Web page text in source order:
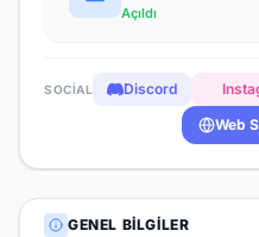
Açıldı
SOCIAL Discord
Web
GENEL BILGILER